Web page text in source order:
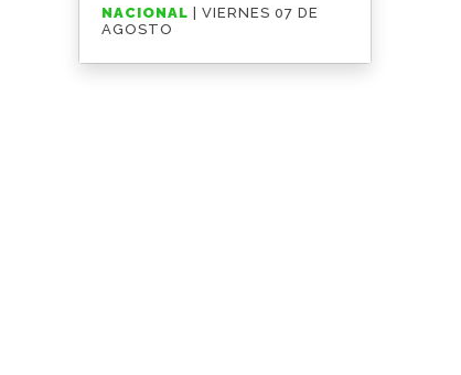
NACIONAL
| VIERNES 07 DE
AGOSTO